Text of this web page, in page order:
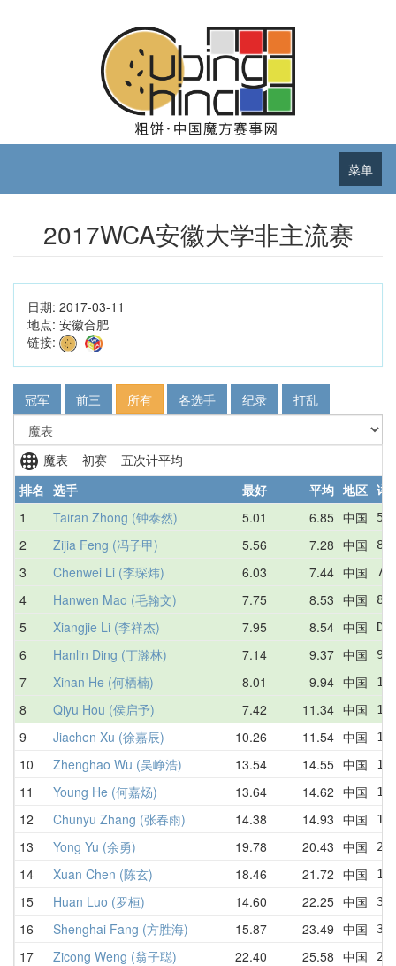
菜单
2017WCA安徽大学非主流赛
日期: 2017-03-11
地点: 安徽合肥
链接:
冠军 前三 所有 各选手 纪录 打乱
魔表 初赛 五次计平均
排名 选手 最好 平均 地区 详
1
Tairan Zhong (钟泰然) 5.01 6.85 中国
2 Zijia Feng (冯子甲) 5.56 7.28 中国
3 Chenwei Li (李琛炜) 6.03 7.44 中国
4 Hanwen Mao (毛翰文) 7.75 8.53 中国
5 Xiangjie Li (李祥杰) 7.95 8.54 中国
6 Hanlin Ding (丁瀚林) 7.14 9.37 中国
7 Xinan He (何栖楠) 8.01 9.94 中国
8 Qiyu Hou (侯启予) 7.42 11.34 中国
9 Jiachen Xu (徐嘉辰) 10.26 11.54 中国
10 Zhenghao Wu (吴峥浩) 13.54 14.55 中国
11 Young He (何嘉炀) 13.64 14.62 中国
12 Chunyu Zhang (张春雨) 14.38 14.93 中国
13 Yong Yu (余勇) 19.78 20.43 中国
14 Xuan Chen (陈玄) 18.46 21.72 中国
15 Huan Luo (罗桓) 14.60 22.25 中国
16 Shenghai Fang (方胜海) 15.87 23.49 中国
17 Zicong Weng (翁子聪) 22.40 25.58 中国